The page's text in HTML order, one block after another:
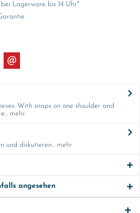
Lagerware bis 14 Uhr*
With snaps on one shoulder and
mehr
und diskutieren... mehr
angesehen